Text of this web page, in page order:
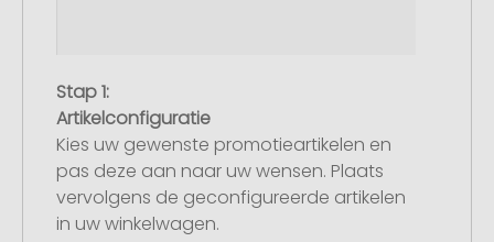
Stap 1:
Artikelconfiguratie
Kies uw gewenste promotieartikelen en
pas deze aan naar uw wensen. Plaats
vervolgens de geconfigureerde artikelen
in uw winkelwagen.